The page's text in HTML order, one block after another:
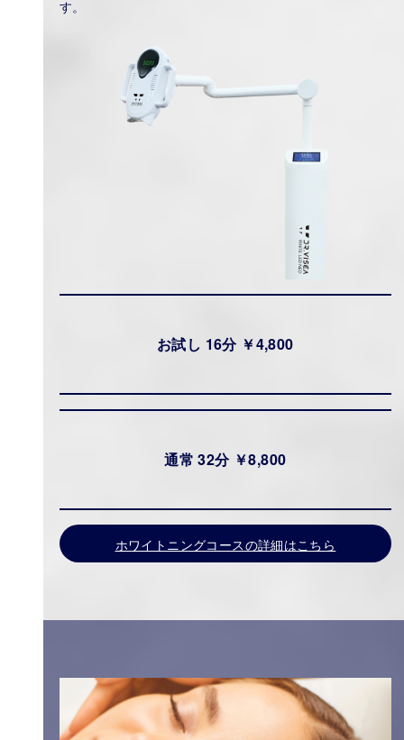
す。
お試し 16分 ￥4,800
通常 32分 ￥8,800
ホワイトニングコースの詳細はこちら